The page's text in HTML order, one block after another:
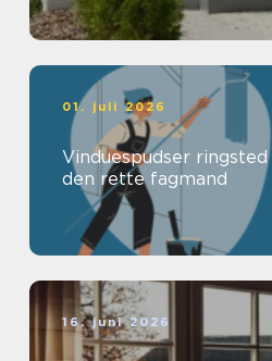
01. juli 2026
Vinduespudser ringsted sådan vælger du
den rette fagmand
16. juni 2026